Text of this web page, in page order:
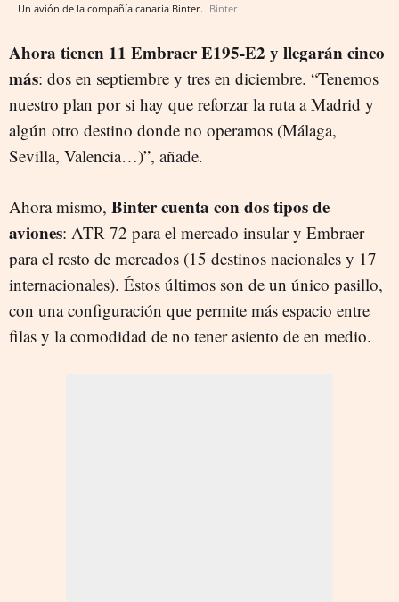
Un avión de la compañía canaria Binter. Binter
Ahora tienen 11 Embraer E195-E2 y llegarán cinco
más: dos en septiembre y tres en diciembre. “Tenemos
nuestro plan por si hay que reforzar la ruta a Madrid y
algún otro destino donde no operamos (Málaga,
Sevilla, Valencia…)”, añade.
Ahora mismo, Binter cuenta con dos tipos de
aviones: ATR 72 para el mercado insular y Embraer
para el resto de mercados (15 destinos nacionales y 17
internacionales). Éstos últimos son de un único pasillo,
con una configuración que permite más espacio entre
filas y la comodidad de no tener asiento de en medio.